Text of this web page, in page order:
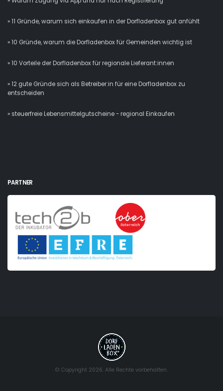
» 11 Gründe, warum sich einkaufen in der Dorfladenbox gut anfühlt
» 10 Gründe, warum die Dorfladenbox für Gemeinden wichtig ist
» 10 Vorteile der Dorfladenbox für regionale Lieferant:innen
» 12 gute Gründe sich als Betreiber:in für eine Dorfladenbox zu
entscheiden
» steuerfreie Lebensmittelgutscheine - regional Einkaufen
PARTNER
© Copyright 2026. Alle Rechte vorbehalten.